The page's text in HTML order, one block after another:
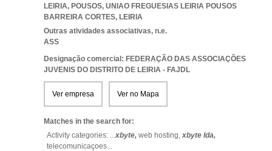
LEIRIA, POUSOS, UNIAO FREGUESIAS LEIRIA POUSOS
BARREIRA CORTES, LEIRIA
Outras atividades associativas, n.e.
ASS
Designação comercial: FEDERAÇÃO DAS ASSOCIAÇÕES
JUVENIS DO DISTRITO DE LEIRIA - FAJDL
Ver empresa Ver no Mapa
Matches in the search for:
Activity categories: ...xbyte, web hosting,xbyte lda,
telecomunicaçoes...